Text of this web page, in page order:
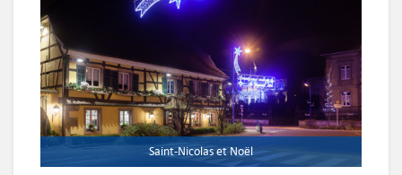
Saint-Nicolas et Noël